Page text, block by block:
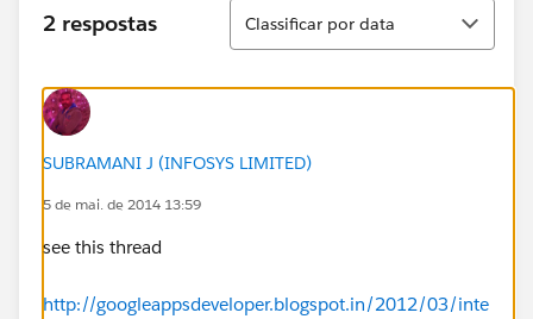
2 respostas
Classificar
Classificar por data
SUBRAMANI J (INFOSYS LIMITED)
5 de mai. de 2014 13:59
see this thread
http://googleappsdeveloper.blogspot.in/2012/03/inte